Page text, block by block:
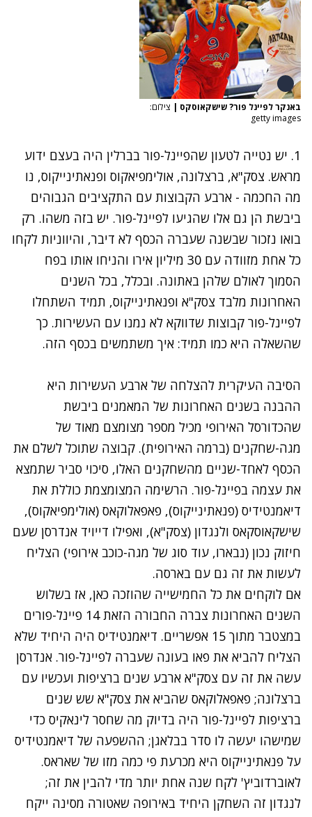
באנקר לפיינל פור? שישקאוסקס | צילום:
getty images
1. יש נטייה לטעון שהפיינל-פור בברלין היה בעצם ידוע
מראש. צסק"א, ברצלונה, אולימפיאקוס ופנאתינייקוס, נו
מה החכמה - ארבע הקבוצות עם התקציבים הגבוהים
ביבשת הן גם אלו שהגיעו לפיינל-פור. יש בזה משהו. רק
בואו נזכור שבשנה שעברה הכסף לא דיבר, והיווניות לקחו
כל אחת מזוודה עם 30 מיליון אירו והניחו אותו בפח
הסמוך לאולם שלהן באתונה. ובכלל, בכל השנים
האחרונות מלבד צסק"א ופנאתינייקוס, תמיד השתחלו
לפיינל-פור קבוצות שדווקא לא נמנו עם העשירות. כך
שהשאלה היא כמו תמיד: איך משתמשים בכסף הזה.
הסיבה העיקרית להצלחה של ארבע העשירות היא
ההבנה בשנים האחרונות של המאמנים ביבשת
שהכדורסל האירופי מכיל מספר מצומצם מאוד של
מגה-שחקנים (ברמה האירופית). קבוצה שתוכל לשלם את
הכסף לאחד-שניים מהשחקנים האלו, סיכוי סביר שתמצא
את עצמה בפיינל-פור. הרשימה המצומצמת כוללת את
דיאמנטידיס (פנאתינייקוס), פאפאלוקאס (אולימפיאקוס),
שישקאוסקאס ולנגדון (צסק"א), ואפילו דייויד אנדרסן שעם
חיזוק נכון (נבארו, עוד סוג של מגה-כוכב אירופי) הצליח
לעשות את זה גם עם בארסה.
אם לוקחים את כל החמישייה שהוזכה כאן, אז בשלוש
השנים האחרונות צברה החבורה הזאת 14 פיינל-פורים
במצטבר מתוך 15 אפשריים. דיאמנטידיס היה היחיד שלא
הצליח להביא את פאו בעונה שעברה לפיינל-פור. אנדרסן
עשה את זה עם צסק"א ארבע שנים ברציפות ועכשיו עם
ברצלונה; פאפאלוקאס שהביא את צסק"א שש שנים
ברציפות לפיינל-פור היה בדיוק מה שחסר לינאקיס כדי
שמישהו יעשה לו סדר בבלאגן; ההשפעה של דיאמנטידיס
על פנאתינייקוס היא מכרעת פי כמה מזו של שאראס.
לאוברדוביץ' לקח שנה אחת יותר מדי להבין את זה;
לנגדון זה השחקן היחיד באירופה שאטורה מסינה ייקח